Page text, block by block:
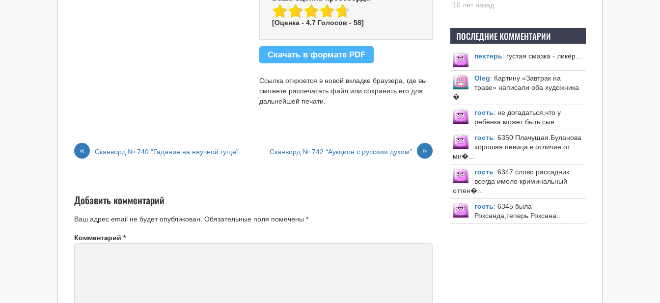
[Оценка - 4.7Голосов - 58]
Скачать в формате PDF
Ссылка откроется в новой вкладке браузера, где вы
сможете распечатать файл или сохранить его для
дальнейшей печати.
« Сканворд № 740 “Гадание на научной гуще” »
Сканворд № 742 “Аукцион с русским духом”
Добавить комментарий
Ваш адрес email не будет опубликован. Обязательные поля помечены*
Комментарий*
10 лет назад
ПОСЛЕДНИЕ КОММЕНТАРИИ
пехтерь: густая смазка - ликёр…
Оleg: Картину «Завтрак на
траве» написали оба художника
�…
гость: не догадаться,что у
ребёнка может быть сын.…
гость: 6350 Плачущая.Буланова
хорошая певица,в отличие от
мн�…
гость: 6347 слово рассадник
всегда имело криминальный
оттен�…
гость: 6345 была
Роксанда,теперь Роксана…